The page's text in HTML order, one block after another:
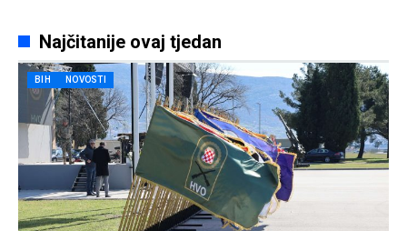
Najčitanije ovaj tjedan
BIH NOVOSTI